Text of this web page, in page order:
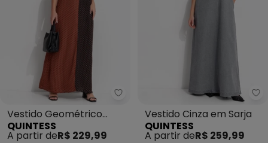
Quintess - Vestido Geométrico
Vestido Geométrico
Preto em Crepe Plano
QUINTESS
A partir deR$ 229,99
Vestido Cinza em Sarja
QUINTESS
A partir deR$ 259,99